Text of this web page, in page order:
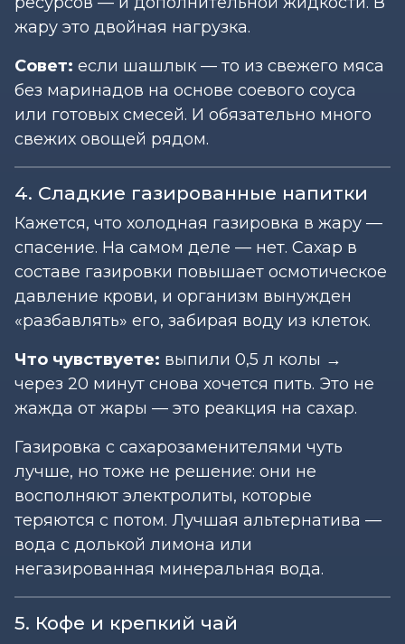
жару это двойная нагрузка.
Совет: если шашлык — то из свежего мяса
без маринадов на основе соевого соуса
или готовых смесей. И обязательно много
свежих овощей рядом.
4. Сладкие газированные напитки
Кажется, что холодная газировка в жару —
спасение. На самом деле — нет. Сахар в
составе газировки повышает осмотическое
давление крови, и организм вынужден
«разбавлять» его, забирая воду из клеток.
Что чувствуете: выпили 0,5 л колы →
через 20 минут снова хочется пить. Это не
жажда от жары — это реакция на сахар.
Газировка с сахарозаменителями чуть
лучше, но тоже не решение: они не
восполняют электролиты, которые
теряются с потом. Лучшая альтернатива —
вода с долькой лимона или
негазированная минеральная вода.
5. Кофе и крепкий чай